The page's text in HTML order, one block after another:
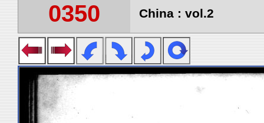
0350 China : vol.2